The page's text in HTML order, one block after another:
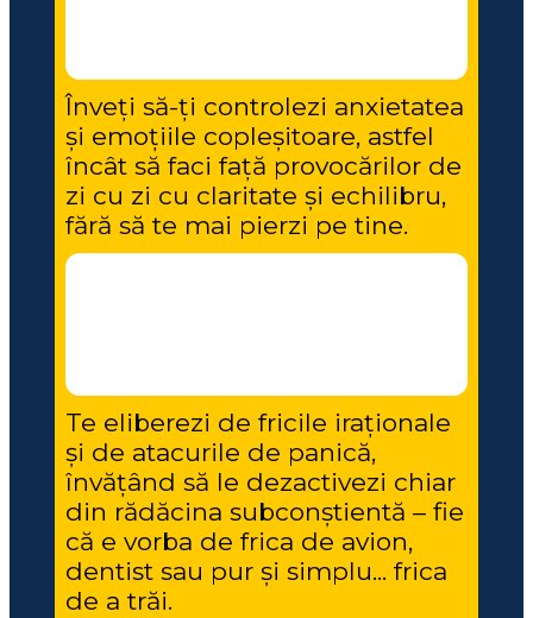
Înveți să-ți controlezi anxietatea
și emoțiile copleșitoare, astfel
încât să faci față provocărilor de
zi cu zi cu claritate și echilibru,
fără să te mai pierzi pe tine.
Te eliberezi de fricile iraționale
și de atacurile de panică,
învățând să le dezactivezi chiar
din rădăcina subconștientă – fie
că e vorba de frica de avion,
dentist sau pur și simplu... frica
de a trăi.